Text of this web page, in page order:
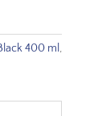
400 ml,